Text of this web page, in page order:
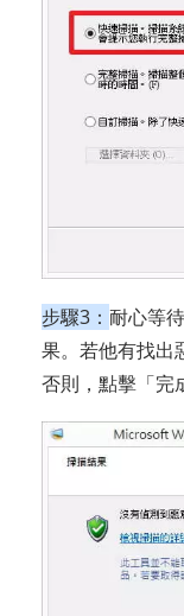
步驟3： 耐心等
果。若他有找出
否則，點擊「完